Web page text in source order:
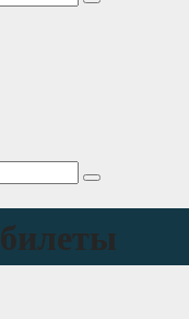
билеты